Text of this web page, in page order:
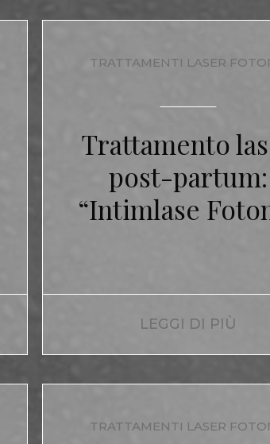
TRATTAMENTI LASER
Trattamento
post-partum:
“Intimlase
LEGGI DI PIÙ
TRATTAMENTI LASER